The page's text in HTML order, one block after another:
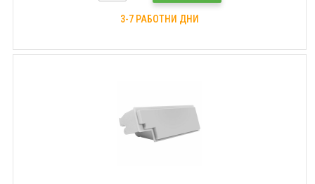
3-7 РАБОТНИ ДНИ